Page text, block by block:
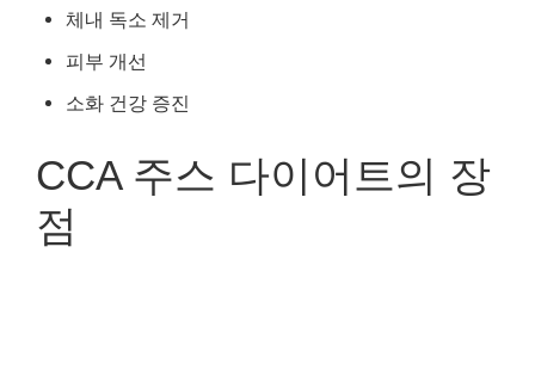
체내 독소 제거
피부 개선
소화 건강 증진
CCA 주스 다이어트의 장
점